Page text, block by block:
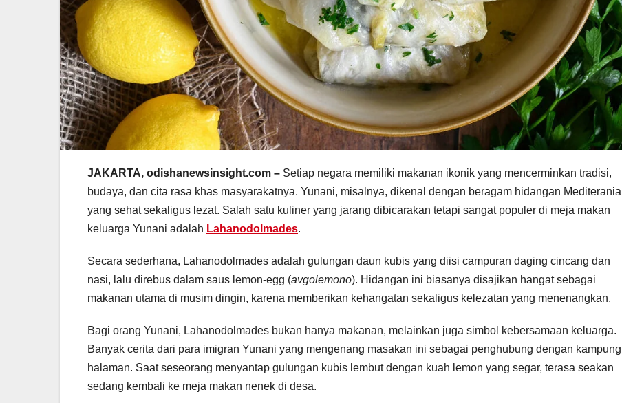
JAKARTA, odishanewsinsight.com – Setiap negara memiliki makanan ikonik yang mencerminkan tradisi,
budaya, dan cita rasa khas masyarakatnya. Yunani, misalnya, dikenal dengan beragam hidangan Mediterania
yang sehat sekaligus lezat. Salah satu kuliner yang jarang dibicarakan tetapi sangat populer di meja makan
keluarga Yunani adalah Lahanodolmades.
Secara sederhana, Lahanodolmades adalah gulungan daun kubis yang diisi campuran daging cincang dan
nasi, lalu direbus dalam saus lemon-egg (avgolemono). Hidangan ini biasanya disajikan hangat sebagai
makanan utama di musim dingin, karena memberikan kehangatan sekaligus kelezatan yang menenangkan.
Bagi orang Yunani, Lahanodolmades bukan hanya makanan, melainkan juga simbol kebersamaan keluarga.
Banyak cerita dari para imigran Yunani yang mengenang masakan ini sebagai penghubung dengan kampung
halaman. Saat seseorang menyantap gulungan kubis lembut dengan kuah lemon yang segar, terasa seakan
sedang kembali ke meja makan nenek di desa.